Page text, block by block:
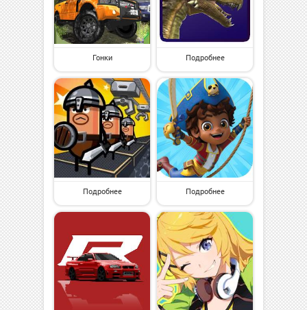
Гонки Подробнее
Подробнее Подробнее